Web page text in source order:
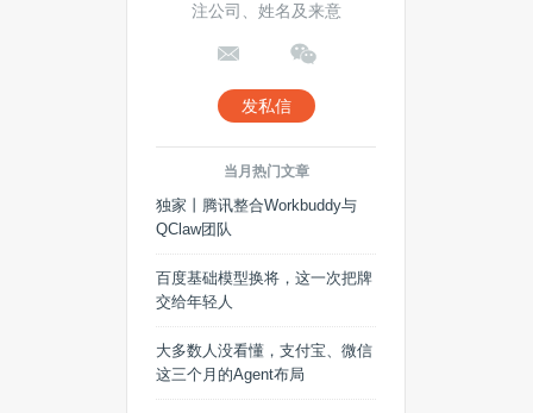
注公司、姓名及来意
发私信
当月热门文章
独家丨腾讯整合Workbuddy与
QClaw团队
百度基础模型换将，这一次把牌
交给年轻人
大多数人没看懂，支付宝、微信
这三个月的Agent布局